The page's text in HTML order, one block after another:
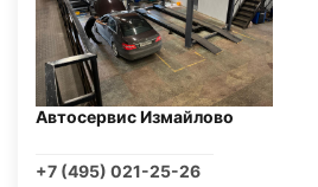
Автосервис Измайлово
+7 (495) 021-25-26